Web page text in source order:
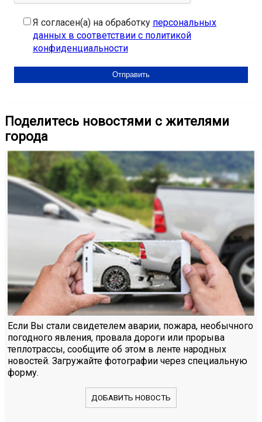
Я согласен(а) на обработку персональных
данных в соответствии с политикой
конфиденциальности
Поделитесь новостями с жителями
города
Если Вы стали свидетелем аварии, пожара, необычного
погодного явления, провала дороги или прорыва
теплотрассы, сообщите об этом в ленте народных
новостей. Загружайте фотографии через специальную
форму.
ДОБАВИТЬ НОВОСТЬ